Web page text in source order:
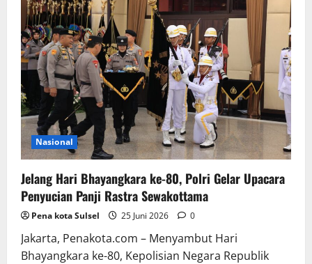
Oleh
Pihak
Pihak
Terganggu
Kenyamanannya
Nasional
Jelang Hari Bhayangkara ke-80, Polri Gelar Upacara
Penyucian Panji Rastra Sewakottama
Pena kota Sulsel 25 Juni 2026 0
Jakarta, Penakota.com – Menyambut Hari
Bhayangkara ke-80, Kepolisian Negara Republik